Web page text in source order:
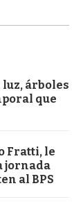
árboles
que
Fratti, le
jornada
al BPS